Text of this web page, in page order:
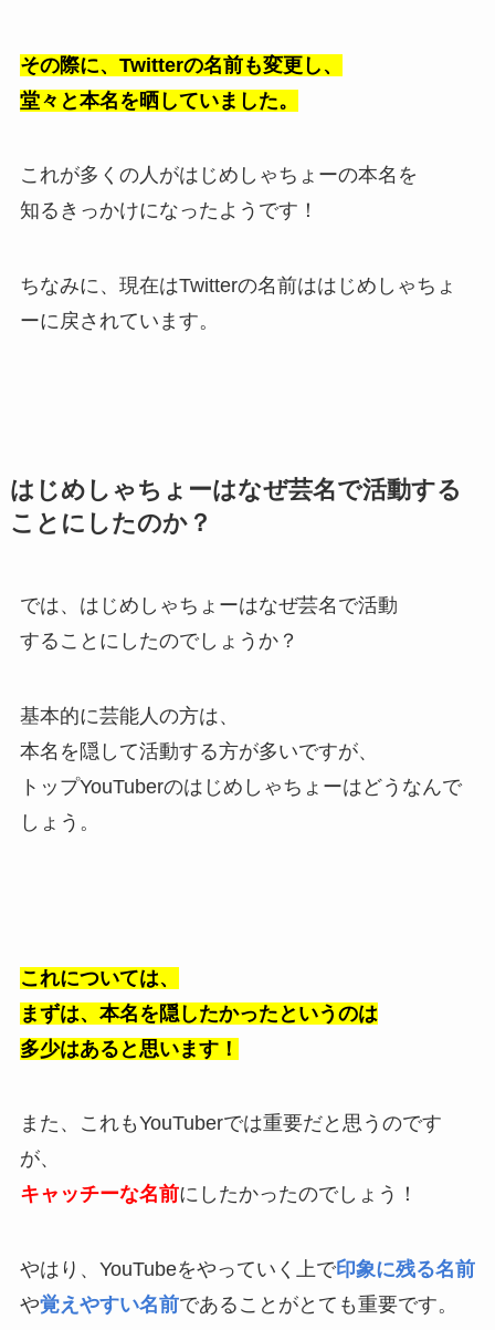
その際に、Twitterの名前も変更し、
堂々と本名を晒していました。
これが多くの人がはじめしゃちょーの本名を
知るきっかけになったようです！
ちなみに、現在はTwitterの名前ははじめしゃちょ
ーに戻されています。
はじめしゃちょーはなぜ芸名で活動する
ことにしたのか？
では、はじめしゃちょーはなぜ芸名で活動
することにしたのでしょうか？
基本的に芸能人の方は、
本名を隠して活動する方が多いですが、
トップYouTuberのはじめしゃちょーはどうなんで
しょう。
これについては、
まずは、本名を隠したかったというのは
多少はあると思います！
また、これもYouTuberでは重要だと思うのです
が、
キャッチーな名前にしたかったのでしょう！
やはり、YouTubeをやっていく上で印象に残る名前
や覚えやすい名前であることがとても重要です。